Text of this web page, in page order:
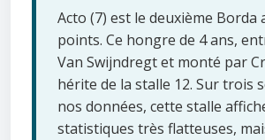
Acto (7) est le deuxième Borda
points. Ce hongre de 4 ans,
Van Swijndregt et monté par
hérite de la stalle 12. Sur trois
nos données, cette stalle
statistiques très flatteuses,